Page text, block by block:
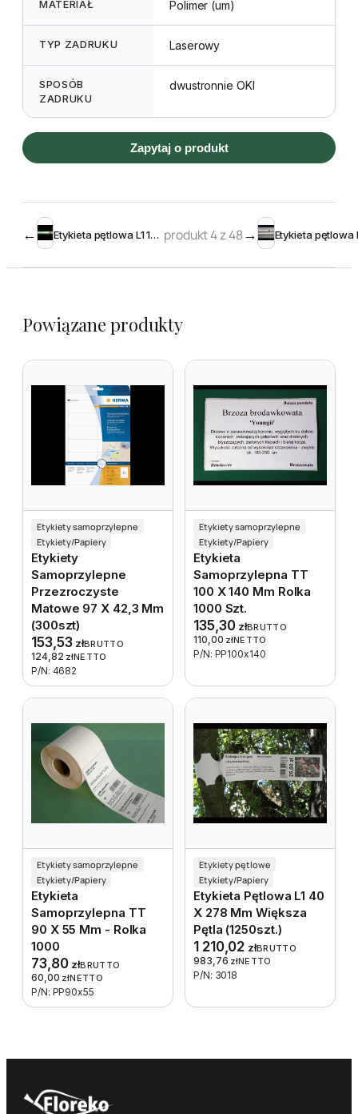
MATERIAŁ Polimer (um)
TYP ZADRUKU Laserowy
SPOSÓB
ZADRUKU
dwustronnie OKI
Zapytaj o produkt
← Etykieta pętlowa L1 19 x 210 mm (3500szt.) produkt 4 z 48→
Powiązane produkty
Etykiety samoprzylepne
Etykiety/Papiery
Etykiety
Samoprzylepne
Przezroczyste
Matowe 97 X 42,3 Mm
(300szt)
153,53 złBRUTTO
124,82 złNETTO
P/N: 4682
Etykiety samoprzylepne
Etykiety/Papiery
Etykieta
Samoprzylepna TT
100 X 140 Mm Rolka
1000 Szt.
135,30 złBRUTTO
110,00 złNETTO
P/N: PP100x140
Etykiety samoprzylepne
Etykiety/Papiery
Etykieta
Samoprzylepna TT
90 X 55 Mm - Rolka
1000
73,80 złBRUTTO
60,00 złNETTO
P/N: PP90x55
Etykiety pętlowe
Etykiety/Papiery
Etykieta Pętlowa L1 40
X 278 Mm Większa
Pętla (1250szt.)
1 210,02 złBRUTTO
983,76 złNETTO
P/N: 3018